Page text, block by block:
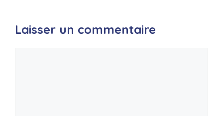
Laisser un commentaire